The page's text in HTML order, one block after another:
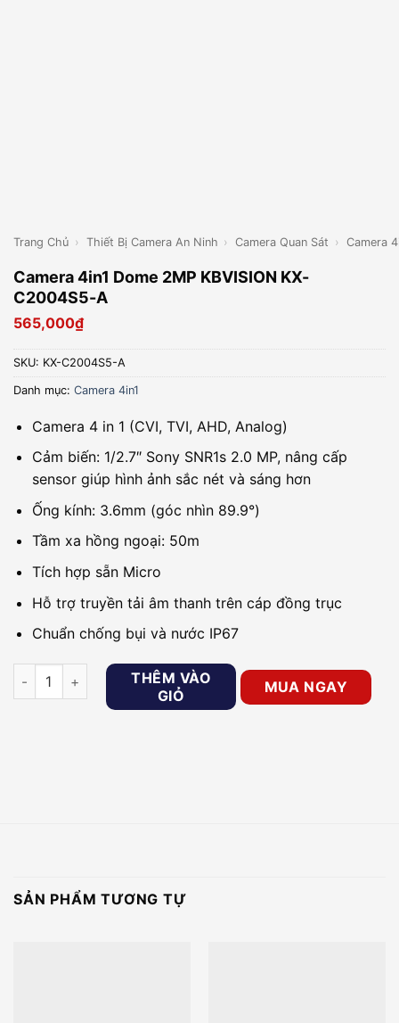
Trang Chủ › Thiết Bị Camera An Ninh › Camera Quan Sát › Camera
Camera 4in1 Dome 2MP KBVISION KX-
C2004S5-A
565,000₫
SKU: KX-C2004S5-A
Danh mục: Camera 4in1
Camera 4 in 1 (CVI, TVI, AHD, Analog)
Cảm biến: 1/2.7″ Sony SNR1s 2.0 MP, nâng cấp
sensor giúp hình ảnh sắc nét và sáng hơn
Ống kính: 3.6mm (góc nhìn 89.9°)
Tầm xa hồng ngoại: 50m
Tích hợp sẵn Micro
Hỗ trợ truyền tải âm thanh trên cáp đồng trục
Chuẩn chống bụi và nước IP67
Camera 4in1 Dome 2MP KBVISION KX-C2004S5-A số lượng
THÊM VÀO
GIỎ
MUA NGAY
SẢN PHẨM TƯƠNG TỰ